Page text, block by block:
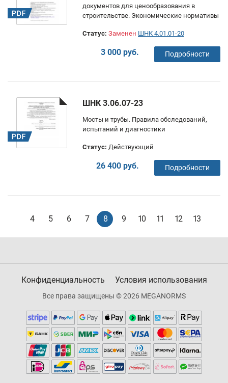
документов для ценообразования в
строительстве. Экономические нормативы
Статус: Заменен ШНК 4.01.01-20
3 000 руб. Подробности
ШНК 3.06.07-23
Мосты и трубы. Правила обследований,
испытаний и диагностики
Статус: Действующий
26 400 руб. Подробности
4 5 6 7 8 9 10 11 12 13
Конфиденциальность Условия использования
Все права защищены © 2026 MEGANORMS